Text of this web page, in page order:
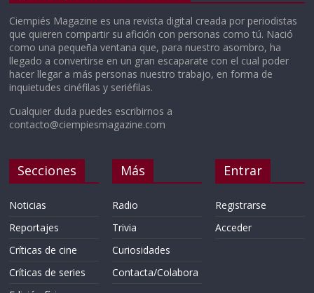
Ciempiés Magazine es una revista digital creada por periodistas
que quieren compartir su afición con personas como tú. Nació
como una pequeña ventana que, para nuestro asombro, ha
llegado a convertirse en un gran escaparate con el cual poder
hacer llegar a más personas nuestro trabajo, en forma de
inquietudes cinéfilas y seriéfilas.
Cualquier duda puedes escribirnos a
contacto@ciempiesmagazine.com
Secciones
Noticias
Reportajes
Críticas de cine
Críticas de series
Más
Radio
Trivia
Curiosidades
Contacta/Colabora
Entrar
Registrarse
Acceder